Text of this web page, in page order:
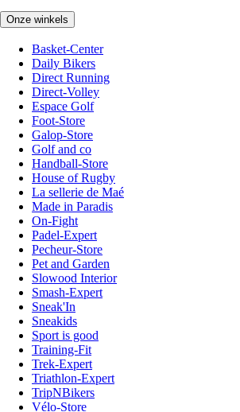
Onze winkels
Basket-Center
Daily Bikers
Direct Running
Direct-Volley
Espace Golf
Foot-Store
Galop-Store
Golf and co
Handball-Store
House of Rugby
La sellerie de Maé
Made in Paradis
On-Fight
Padel-Expert
Pecheur-Store
Pet and Garden
Slowood Interior
Smash-Expert
Sneak'In
Sneakids
Sport is good
Training-Fit
Trek-Expert
Triathlon-Expert
TripNBikers
Vélo-Store